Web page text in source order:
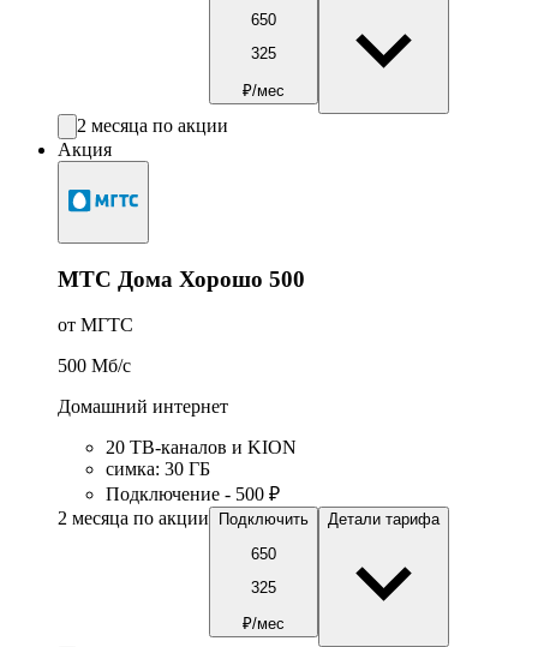
650
325
₽/мес
2 месяца по акции
Акция
МТС Дома Хорошо 500
от МГТС
500 Мб/c
Домашний интернет
20 ТВ-каналов и KION
симка: 30 ГБ
Подключение - 500 ₽
2 месяца по акции
Подключить
650
325
₽/мес
Детали тарифа